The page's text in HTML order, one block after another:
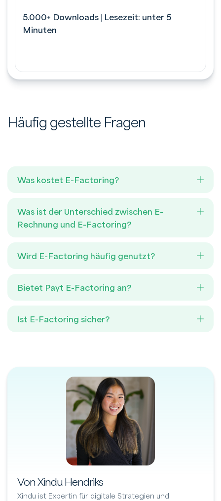
5.000+ Downloads
Lesezeit: unter 5
Minuten
Häufig gestellte Fragen
Was kostet E-Factoring?
Was ist der Unterschied zwischen E-
Rechnung und E-Factoring?
Wird E-Factoring häufig genutzt?
Bietet Payt E-Factoring an?
Ist E-Factoring sicher?
Von Xindu Hendriks
Xindu ist Expertin für digitale Strategien und